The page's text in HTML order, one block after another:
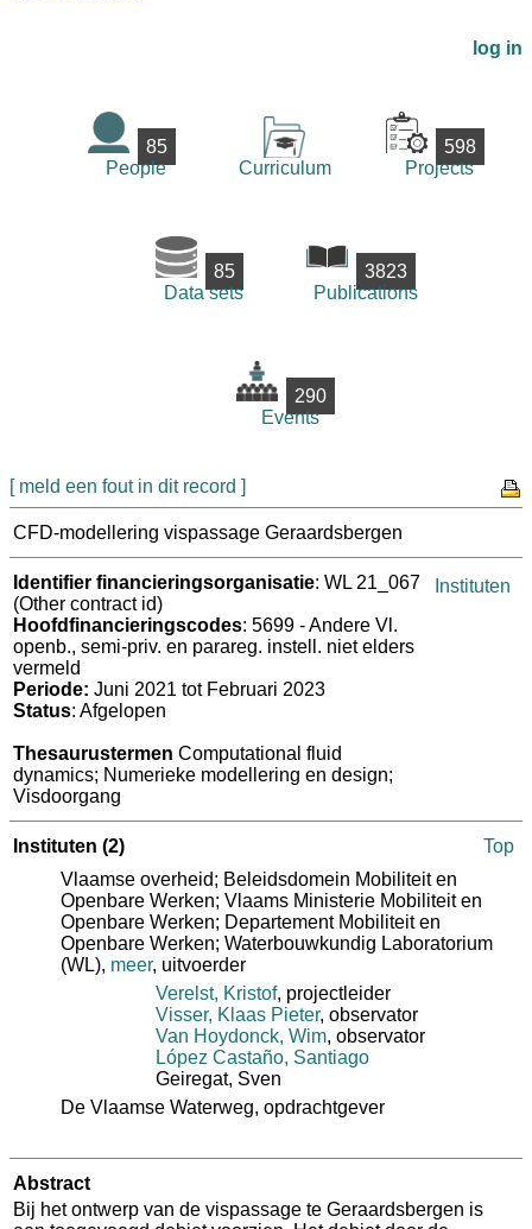
log in
85
People
Curriculum
598
Projects
85
Data sets
3823
Publications
290
Events
[ meld een fout in dit record ]
CFD-modellering vispassage Geraardsbergen
Identifier financieringsorganisatie: WL 21_067
(Other contract id)
Hoofdfinancieringscodes: 5699 - Andere Vl.
openb., semi-priv. en parareg. instell. niet elders
vermeld
Periode: Juni 2021 tot Februari 2023
Status: Afgelopen
Thesaurustermen Computational fluid
dynamics; Numerieke modellering en design;
Visdoorgang
Instituten
Instituten (2)
Top
Vlaamse overheid; Beleidsdomein Mobiliteit en
Openbare Werken; Vlaams Ministerie Mobiliteit en
Openbare Werken; Departement Mobiliteit en
Openbare Werken; Waterbouwkundig Laboratorium
(WL), meer, uitvoerder
Verelst, Kristof, projectleider
Visser, Klaas Pieter, observator
Van Hoydonck, Wim, observator
López Castaño, Santiago
Geiregat, Sven
De Vlaamse Waterweg, opdrachtgever
Abstract
​Bij het ontwerp van de vispassage te Geraardsbergen is